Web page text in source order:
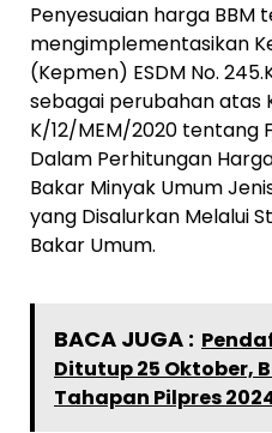
Penyesuaian harga
mengimplementasikan
(Kepmen) ESDM No.
sebagai perubahan atas
K/12/MEM/2020 tentang
Dalam Perhitungan
Bakar Minyak Umum
yang Disalurkan Melalui
Bakar Umum.
BACA JUGA :
Ditutup 25 Oktober,
Tahapan Pilpres